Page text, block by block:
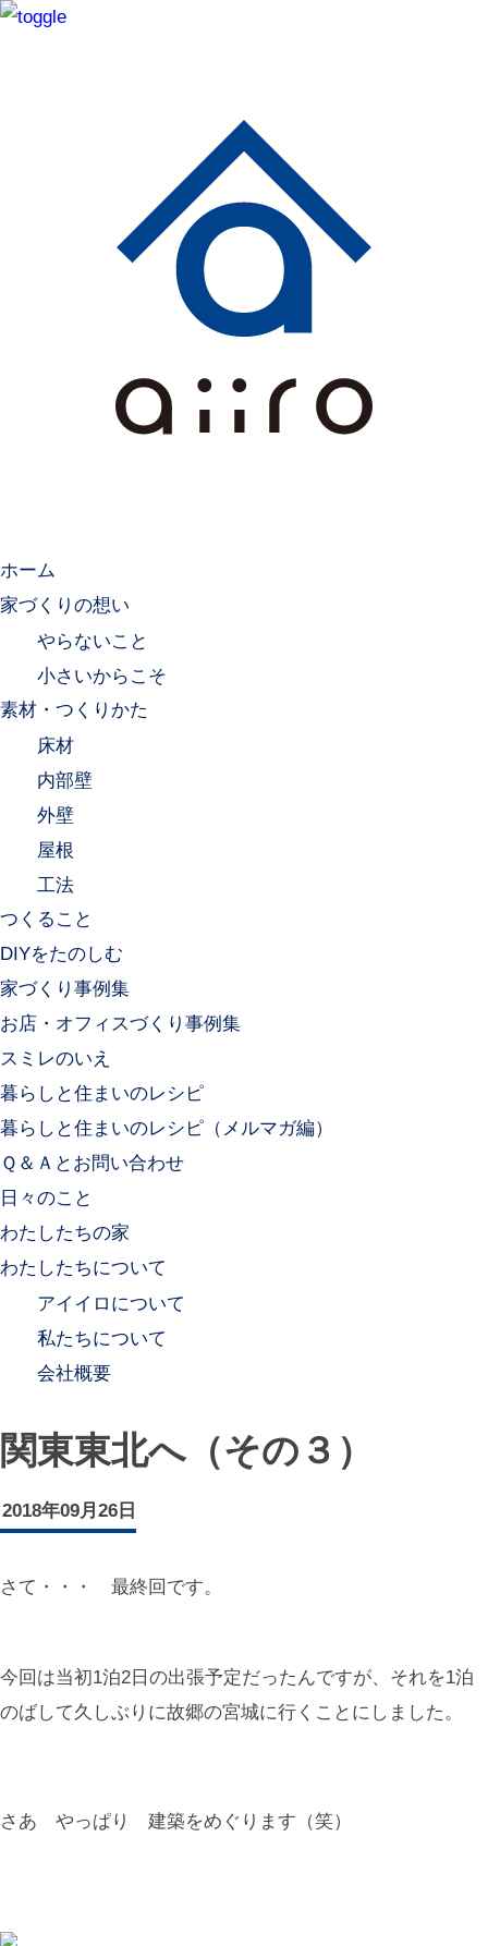
ホーム
家づくりの想い
やらないこと
小さいからこそ
素材・つくりかた
床材
内部壁
外壁
屋根
工法
つくること
DIYをたのしむ
家づくり事例集
お店・オフィスづくり事例集
スミレのいえ
暮らしと住まいのレシピ
暮らしと住まいのレシピ（メルマガ編）
Ｑ＆Ａとお問い合わせ
日々のこと
わたしたちの家
わたしたちについて
アイイロについて
私たちについて
会社概要
関東東北へ（その３）
2018年09月26日
さて・・・ 最終回です。
今回は当初1泊2日の出張予定だったんですが、それを1泊
のばして久しぶりに故郷の宮城に行くことにしました。
さあ やっぱり 建築をめぐります（笑）